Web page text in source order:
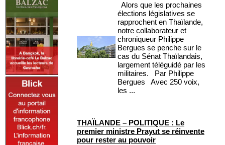
Alors que les prochaines
élections législatives se
rapprochent en Thaïlande,
notre collaborateur et
chroniqueur Philippe
Bergues se penche sur le
cas du Sénat Thaïlandais,
largement téléguidé par les
militaires. Par Philippe
Bergues Avec 250 voix,
les ...
THAÏLANDE – POLITIQUE : Le
premier ministre Prayut se réinvente
pour rester au pouvoir